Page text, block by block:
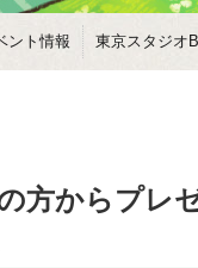
ント情報 東京スタジオ
方からプレ